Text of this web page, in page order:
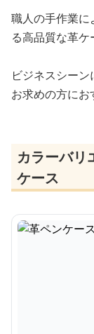
職人の手作業に
る高品質な革ケ
ビジネスシー
お求めの方にお
カラーバリ
ケース